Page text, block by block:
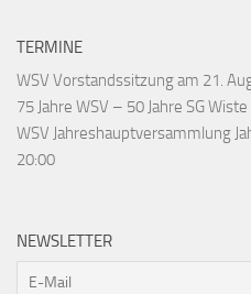
TERMINE
WSV Vorstandssitzungam 21.
75 Jahre WSV – 50 Jahre SG Wiste
WSV Jahreshauptversammlung
20:00
NEWSLETTER